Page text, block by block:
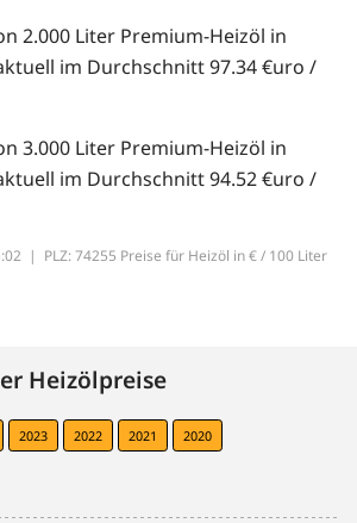
2.000 Liter Premium-Heizöl in
im Durchschnitt 97.34 €uro /
3.000 Liter Premium-Heizöl in
im Durchschnitt 94.52 €uro /
| PLZ: 74255 Preise für Heizöl in € / 100 Liter
Heizölpreise
2023 2022 2021
2020